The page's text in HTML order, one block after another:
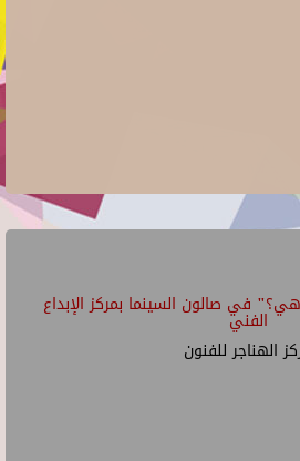
في صالون السينما بمركز الإبداع
الفني
الهناجر للفنون